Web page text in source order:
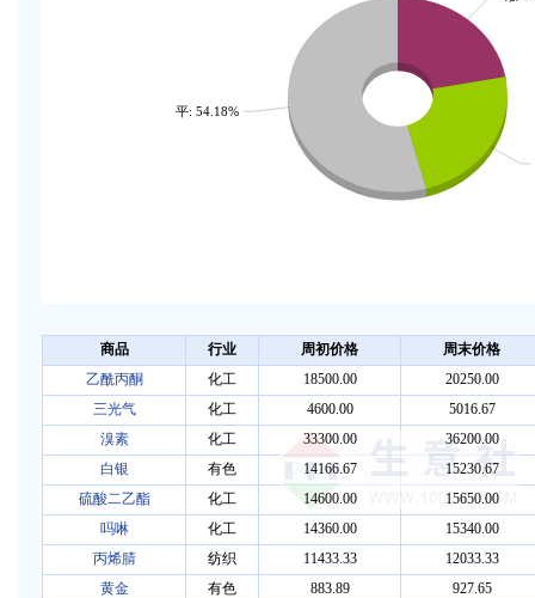
平: 54.18%
商品 行业 周初价格
周末价格
乙酰丙酮
化工 18500.00
20250.00
三光气
化工 4600.00
5016.67
溴素
化工 33300.00
36200.00
白银
有色 14166.67
15230.67
硫酸二乙酯
化工 14600.00
15650.00
吗啉
化工 14360.00
15340.00
丙烯腈
纺织 11433.33
12033.33
黄金
有色 883.89
927.65